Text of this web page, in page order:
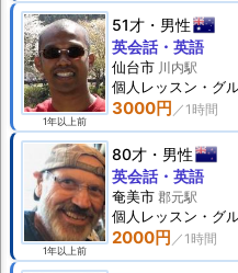
1年以上前
51才 男性
3000円
英会話・英語
仙台市 川内駅
個人 レッスン ・グ
1年以上前
80才 男性
2000円
英会話・英語
奄美市 郡元駅
個人 レッスン ・グ